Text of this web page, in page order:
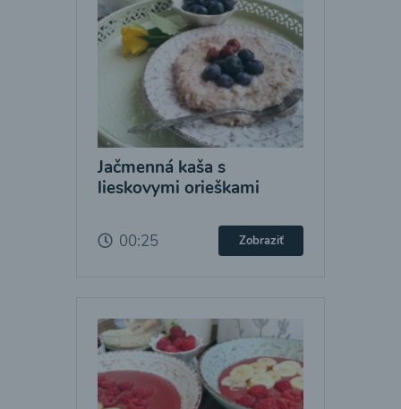
Jačmenná kaša s
lieskovymi orieškami
00:25 Zobraziť